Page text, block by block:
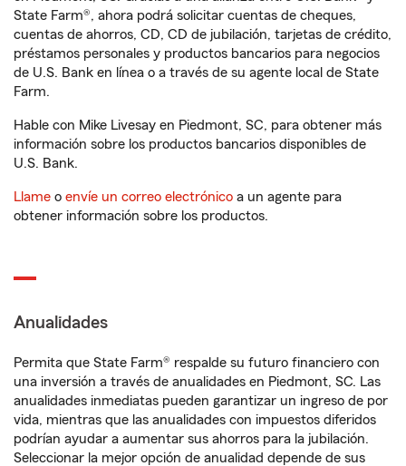
State Farm®, ahora podrá solicitar cuentas de cheques,
cuentas de ahorros, CD, CD de jubilación, tarjetas de crédito,
préstamos personales y productos bancarios para negocios
de U.S. Bank en línea o a través de su agente local de State
Farm.
Hable con Mike Livesay en Piedmont, SC, para obtener más
información sobre los productos bancarios disponibles de
U.S. Bank.
Llame o envíe un correo electrónico a un agente para
obtener información sobre los productos.
Anualidades
Permita que State Farm® respalde su futuro financiero con
una inversión a través de anualidades en Piedmont, SC. Las
anualidades inmediatas pueden garantizar un ingreso de por
vida, mientras que las anualidades con impuestos diferidos
podrían ayudar a aumentar sus ahorros para la jubilación.
Seleccionar la mejor opción de anualidad depende de sus